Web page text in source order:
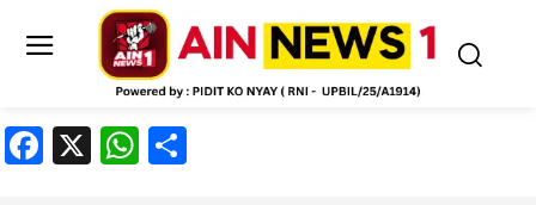
Facebook
X WhatsApp